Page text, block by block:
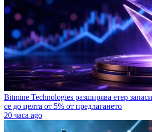
Bitmine Technologies разширява етер
се до целта от 5% от предлагането
20 часа ago